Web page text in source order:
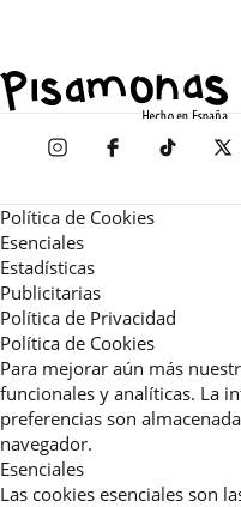
Política de Cookies
Esenciales
Estadísticas
Publicitarias
Política de Privacidad
Política de Cookies
Para mejorar aún más
funcionales y analíticas. La
preferencias son
navegador.
Esenciales
Las cookies esenciales son